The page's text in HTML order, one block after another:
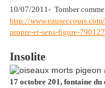
10/07/2011- Tomber comme
http://
propre-et-sens-figure-
Insolite
17 octobre 201, fontaine